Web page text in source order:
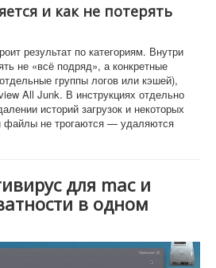
и как не потерять
результат по категориям. Внутри
не «всё подряд», а конкретные
группы логов или кэшей),
All Junk. В инструкциях отдельно
историй загрузок и некоторых
файлы не трогаются — удаляются
для mac и
в одном